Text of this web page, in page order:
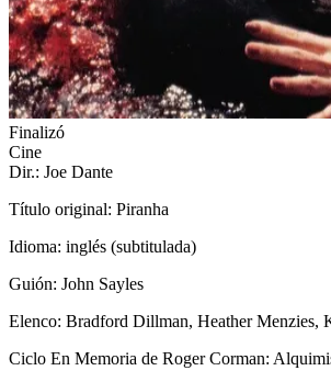
Finalizó
Cine
Dir.: Joe Dante
Título original: Piranha
Idioma: inglés (subtitulada)
Guión: John Sayles
Elenco: Bradford Dillman, Heather Menzies,
Ciclo En Memoria de Roger Corman: